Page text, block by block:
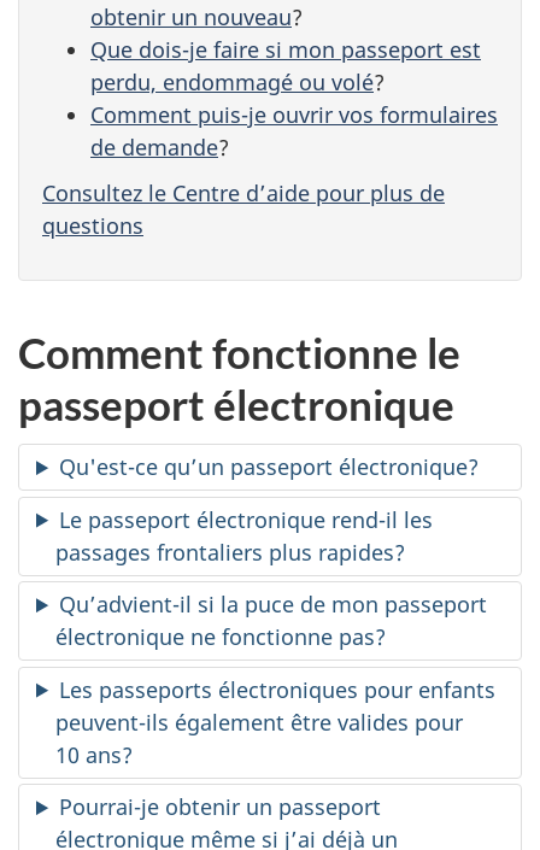
obtenir un nouveau?
Que dois-je faire si mon passeport est
perdu, endommagé ou volé?
Comment puis-je ouvrir vos formulaires
de demande?
Consultez le Centre d’aide pour plus de
questions
Comment fonctionne le
passeport électronique
Qu'est-ce qu’un passeport électronique?
Le passeport électronique rend-il les
passages frontaliers plus rapides?
Qu’advient-il si la puce de mon passeport
électronique ne fonctionne pas?
Les passeports électroniques pour enfants
peuvent-ils également être valides pour
10 ans?
Pourrai-je obtenir un passeport
électronique même si j’ai déjà un